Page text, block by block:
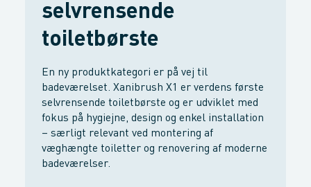
selvrensende
toiletbørste
En ny produktkategori er på vej til
badeværelset. Xanibrush X1 er verdens første
selvrensende toiletbørste og er udviklet med
fokus på hygiejne, design og enkel installation
– særligt relevant ved montering af
væghængte toiletter og renovering af moderne
badeværelser.